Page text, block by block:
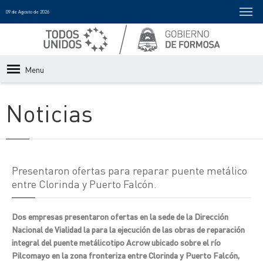
09 de Agosto de 2026
Menu
Noticias
Presentaron ofertas para reparar puente metálico
entre Clorinda y Puerto Falcón.
Dos empresas presentaron ofertas en la sede de la Dirección
Nacional de Vialidad la para la ejecución de las obras de reparación
integral del puente metálicotipo Acrow ubicado sobre el río
Pilcomayo en la zona fronteriza entre Clorinda y Puerto Falcón,